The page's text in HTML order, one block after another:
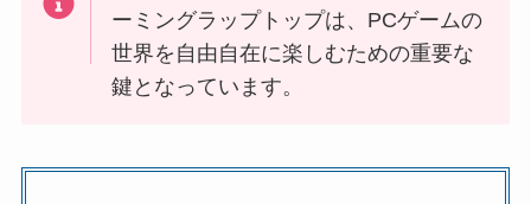
ーミングラップトップは、PCゲームの
世界を自由自在に楽しむための重要な
鍵となっています。